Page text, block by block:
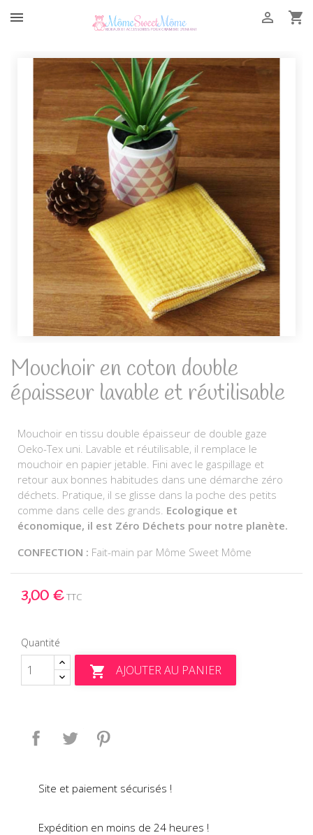
 

Mouchoir en coton double
épaisseur lavable et réutilisable
Mouchoir en tissu double épaisseur de double gaze
Oeko-Tex uni. Lavable et réutilisable, il remplace le
mouchoir en papier jetable. Fini avec le gaspillage et
retour aux bonnes habitudes dans une démarche zéro
déchets. Pratique, il se glisse dans la poche des petits
comme dans celle des grands. Ecologique et
économique, il est Zéro Déchets pour notre planète.
CONFECTION : Fait-main par Môme Sweet Môme
3,00 €TTC
Quantité
 AJOUTER AU PANIER
Partager Tweet
Site et paiement sécurisés !
Expédition en moins de 24 heures !